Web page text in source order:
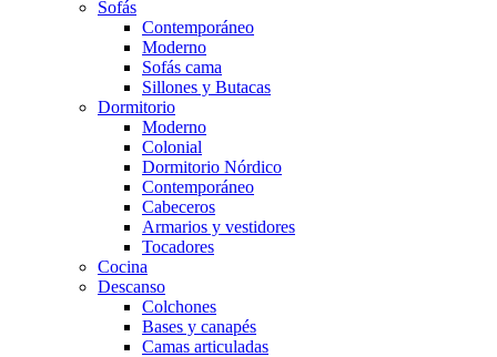
Sofás
Contemporáneo
Moderno
Sofás cama
Sillones y Butacas
Dormitorio
Moderno
Colonial
Dormitorio Nórdico
Contemporáneo
Cabeceros
Armarios y vestidores
Tocadores
Cocina
Descanso
Colchones
Bases y canapés
Camas articuladas